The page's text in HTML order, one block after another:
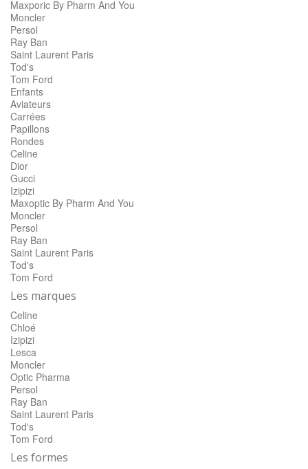
Maxporic By Pharm And You
Moncler
Persol
Ray Ban
Saint Laurent Paris
Tod's
Tom Ford
Enfants
Aviateurs
Carrées
Papillons
Rondes
Celine
Dior
Gucci
Izipizi
Maxoptic By Pharm And You
Moncler
Persol
Ray Ban
Saint Laurent Paris
Tod's
Tom Ford
Les marques
Celine
Chloé
Izipizi
Lesca
Moncler
Optic Pharma
Persol
Ray Ban
Saint Laurent Paris
Tod's
Tom Ford
Les formes